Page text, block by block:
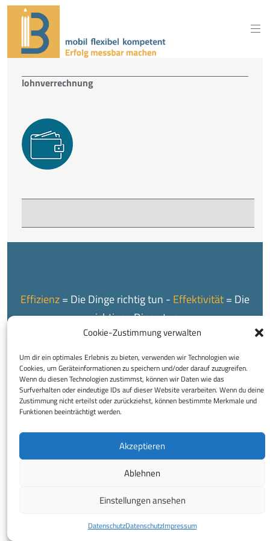
Cookie-Zustimmung verwalten
Um dir ein optimales Erlebnis zu bieten, verwenden wir Technologien wie
Cookies, um Geräteinformationen zu speichern und/oder darauf zuzugreifen.
Wenn du diesen Technologien zustimmst, können wir Daten wie das
Surfverhalten oder eindeutige IDs auf dieser Website verarbeiten. Wenn du deine
Zustimmung nicht erteilst oder zurückziehst, können bestimmte Merkmale und
Funktionen beeinträchtigt werden.
Akzeptieren
Ablehnen
Einstellungen ansehen
DatenschutzDatenschutzImpressum
lohnverrechnung
Effizienz= Die Dinge richtig tun - Effektivität= Die
richtigen Dinge tun
© 2026 Buchhaltungsservice Regina Reinprecht e.U.
ADecrease
font
size.
AIncrease
font